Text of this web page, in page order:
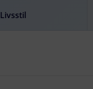
Livsstil